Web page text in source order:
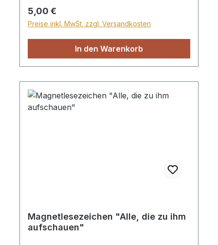
NAMEN ANGEBEN, DEN WIR AUF DAS
LESEZEICHEN EINGRAVIEREN LASSEN
KÖNNEN!
Regulärer Preis:
5,00 €
Preise inkl. MwSt. zzgl. Versandkosten
In den Warenkorb
Magnetlesezeichen "Alle, die zu ihm
aufschauen"